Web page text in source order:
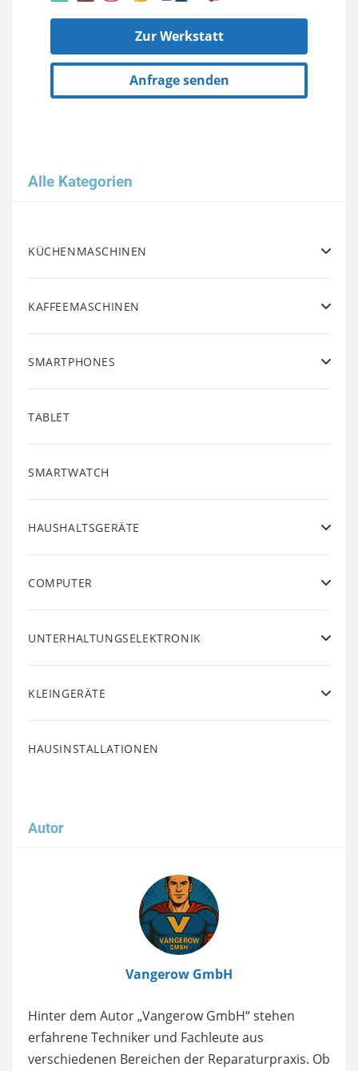
Zur Werkstatt
Anfrage senden
Alle Kategorien
KÜCHENMASCHINEN
KAFFEEMASCHINEN
SMARTPHONES
TABLET
SMARTWATCH
HAUSHALTSGERÄTE
COMPUTER
UNTERHALTUNGSELEKTRONIK
KLEINGERÄTE
HAUSINSTALLATIONEN
Autor
Vangerow GmbH
Hinter dem Autor „Vangerow GmbH“ stehen
erfahrene Techniker und Fachleute aus
verschiedenen Bereichen der Reparaturpraxis. Ob